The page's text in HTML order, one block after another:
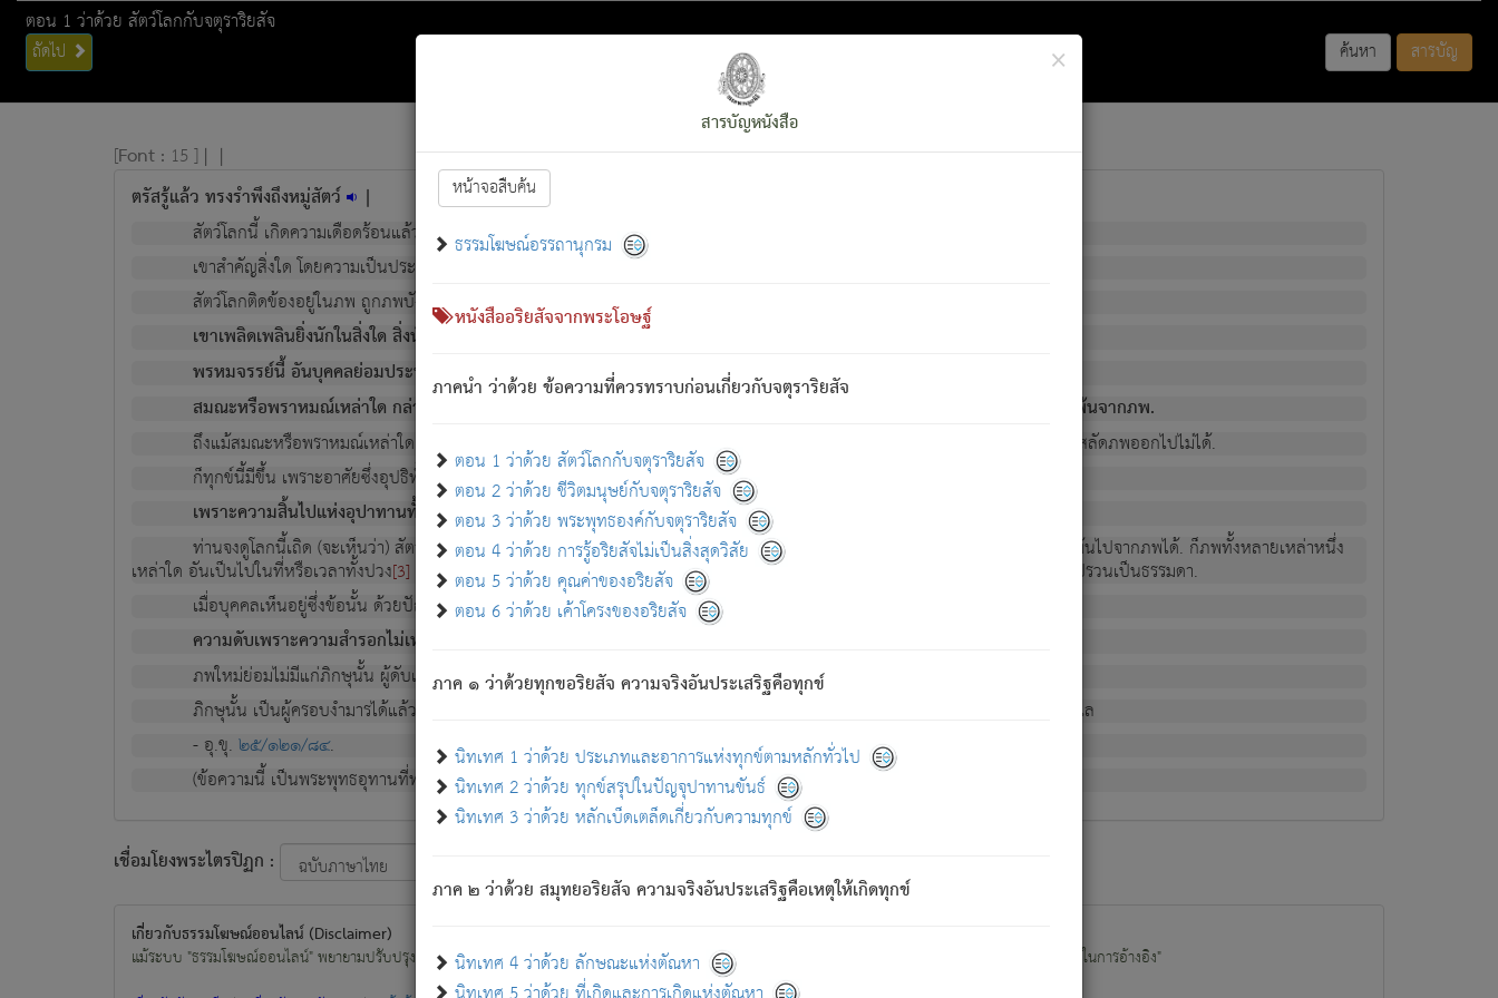
ตอน 1 ว่าด้วย สัตว์โลกกับจตุราริยสัจ
ถัดไป ค้นหา สารบัญ
×
สารบัญหนังสือ
หน้าจอสืบค้น
ธรรมโฆษณ์อรรถานุกรม
หนังสืออริยสัจจากพระโอษฐ์
ภาคนำ ว่าด้วย ข้อความที่ควรทราบก่อนเกี่ยวกับจตุราริยสัจ
ตอน 1 ว่าด้วย สัตว์โลกกับจตุราริยสัจ
ตอน 2 ว่าด้วย ชีวิตมนุษย์กับจตุราริยสัจ
ตอน 3 ว่าด้วย พระพุทธองค์กับจตุราริยสัจ
ตอน 4 ว่าด้วย การรู้อริยสัจไม่เป็นสิ่งสุดวิสัย
ตอน 5 ว่าด้วย คุณค่าของอริยสัจ
ตอน 6 ว่าด้วย เค้าโครงของอริยสัจ
ภาค ๑ ว่าด้วยทุกขอริยสัจ ความจริงอันประเสริฐคือทุกข์
นิทเทศ 1 ว่าด้วย ประเภทและอาการแห่งทุกข์ตามหลักทั่วไป
นิทเทศ 2 ว่าด้วย ทุกข์สรุปในปัญจุปาทานขันธ์
นิทเทศ 3 ว่าด้วย หลักเบ็ดเตล็ดเกี่ยวกับความทุกข์
ภาค ๒ ว่าด้วย สมุทยอริยสัจ ความจริงอันประเสริฐคือเหตุให้เกิดทุกข์
นิทเทศ 4 ว่าด้วย ลักษณะแห่งตัณหา
[Font : 15 ] | |
ตรัสรู้แล้ว ทรงรำพึงถึงหมู่สัตว์ |
สัตว์โลกนี้ เกิดความเดือดร้อนแล้ว มีผัสสะบังหน้า[1]ย่อมกล่าวซึ่งโรค (ความเสียดแทง) นั้นโดยความเป็นตัวเป็นตน
เขาสำคัญสิ่งใด โดยความเป็นประการใด แต่สิ่งนั้นย่อมเป็น (ตามที่เป็นจริง) โดยประการอื่นจากที่เขาสำคัญนั้น
สัตว์โลกติดข้องอยู่ในภพ ถูกภพบังหน้าแล้ว มีภพโดยความเป็นอย่างอื่น (จากที่มันเป็นอยู่จริง) จึงได้เพลิดเพลินยิ่งนักในภพนั้น
เขาเพลิดเพลินยิ่งนักในสิ่งใด สิ่งนั้นเป็นภัย (ที่เขาไม่รู้จัก) : เขากลัวต่อสิ่งใดสิ่งนั้นเป็นทุกข์
พรหมจรรย์นี้ อันบุคคลย่อมประพฤติ ก็เพื่อการละขาดซึ่งภพ.
สมณะหรือพราหมณ์เหล่าใด กล่าวความหลุดพ้นจากภพว่ามีได้เพราะภพ เรากล่าวว่า สมณะหรือพราหมณ์ทั้งปวงนั้น มิใช่ผู้หลดพ้นจากภพ.
ถึงแม้สมณะหรือพราหมณ์เหล่าใด กล่าวความออกไปได้จากภพ ว่ามีได้เพราะวิภพ[2]
: เรากล่าวว่า สมณะหรือพราหมณ์ทั้งปวงนั้น ก็ยังสลัดภพออกไปไม่ได้.
ก็ทุกข์นี้มีขึ้น เพราะอาศัยซึ่งอุปธิทั้งปวง.
เพราะความสิ้นไปแห่งอุปาทานทั้งปวง ความเกิดขึ้นแห่งทุกข์จึงไม่มี.
ท่านจงดูโลกนี้เถิด (จะเห็นว่า) สัตว์ทั้งหลายอันอวิชาหนาแน่นบังหนาแล้ว; และว่า สัตว์ผู้ยินดีในภพอันเป็นแล้วนั้น ย่อมไม่เป็นผู้หลุดพ้นไปจากภพได้. ก็ภพทั้งหลายเหล่าหนึ่ง
เหล่าใด อันเป็นไปในที่หรือเวลาทั้งปวง[3] เพื่อความมีแห่งประโยชน์โดยประการทั้งปวง; ภพทั้งหลายทั้งหมดนั้น ไม่เที่ยง เป็นทุกข์ มีความแปรปรวนเป็นธรรมดา.
เมื่อบุคคลเห็นอยู่ซึ่งข้อนั้น ด้วยปัญญาอันชอบตามที่เป็นจริงอย่างนี้อยู่; เขาย่อมละภวตัณหาได้ และไม่เพลิดเพลินวิภวตัณหาด้วย.
ความดับเพราะความสำรอกไม่เหลือ (แห่งภพทั้งหลาย) เพราะความสิ้นไปแห่งตัณหาโดยประการทั้งปวง นั้นคือนิพพาน.
ภพใหม่ย่อมไม่มีแก่ภิกษุนั้น ผู้ดับเย็นสนิทแล้ว เพราะไม่มีความยึดมั่น
ภิกษุนั้น เป็นผู้ครอบงำมารได้แล้ว ชนะสงครามแล้ว ก้าวล่วงภพทั้งหลายทั้งปวงได้แล้ว เป็นผู้คงที่ (คือไม่เปลี่ยนแปลงอีกต่อไป). ดังนี้แล
- อุ.ขุ.๒๕/๑๒๑/๘๔.
(ข้อความนี้ เป็นพระพุทธอุทานที่ทรงเปล่งออก ที่โคนต้นโพธิ์เป็นที่ตรัสรู้ เมื่อตรัสรู้แล้วได้ 7 วัน)
เชื่อมโยงพระไตรปิฏก :
เกี่ยวกับธรรมโฆษณ์ออนไลน์ (Disclaimer)
แม้ระบบ "ธรรมโฆษณ์ออนไลน์" พยายามปรับปรุงข้อมูลให้ถูกต้องมากที่สุด ผู้ศึกษาก็พึงตรวจสอบกับตัวเล่มหนังสือต้นฉบับ ที่มีการพิมพ์ครั้งล่าสุด ก่อนนำข้อมูลไปใช้ในการอ้างอิง"